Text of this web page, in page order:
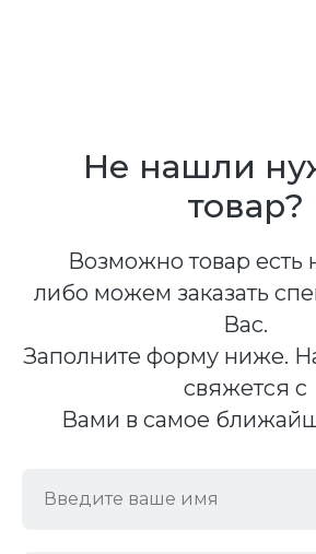
Не нашли
товар?
Возможно товар есть
либо можем заказать
Вас.
Заполните форму ниже.
свяжется с
Вами в самое